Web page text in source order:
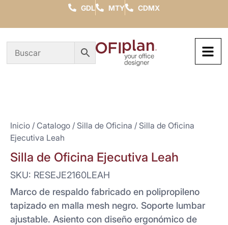
GDL MTY CDMX
Inicio / Catalogo / Silla de Oficina / Silla de Oficina
Ejecutiva Leah
Silla de Oficina Ejecutiva Leah
SKU: RESEJE2160LEAH
Marco de respaldo fabricado en polipropileno
tapizado en malla mesh negro. Soporte lumbar
ajustable. Asiento con diseño ergonómico de